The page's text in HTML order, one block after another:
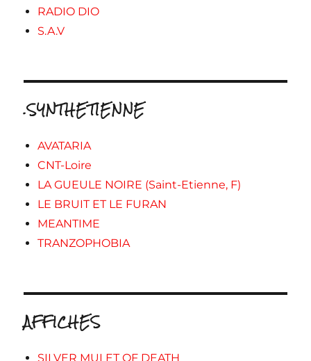
RADIO DIO
S.A.V
.SYNTHETIENNE
AVATARIA
CNT-Loire
LA GUEULE NOIRE (Saint-Etienne, F)
LE BRUIT ET LE FURAN
MEANTIME
TRANZOPHOBIA
AFFICHES
SILVER MULET OF DEATH